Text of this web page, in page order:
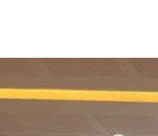
Jardim ItaquitiJardim
Jardim Silveira
Jardim